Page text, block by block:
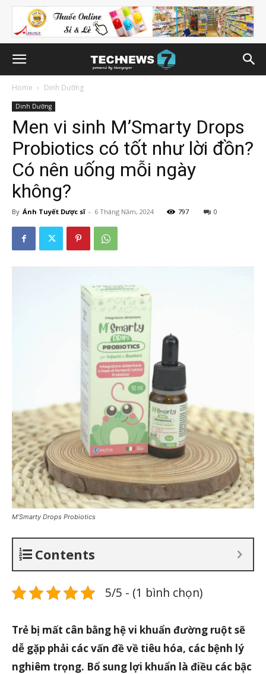
Home Dinh Dưỡng
Dinh Dưỡng
Men vi sinh M’Smarty Drops
Probiotics có tốt như lời đồn?
Có nên uống mỗi ngày
không?
By Ánh Tuyết Dược sĩ - 6 Tháng Năm, 2024 797 0
M’Smarty Drops Probiotics
Contents
5/5 - (1 bình chọn)
Trẻ bị mất cân bằng hệ vi khuẩn đường ruột sẽ
dễ gặp phải các vấn đề về tiêu hóa, các bệnh lý
nghiêm trọng. Bổ sung lợi khuẩn là điều các bậc